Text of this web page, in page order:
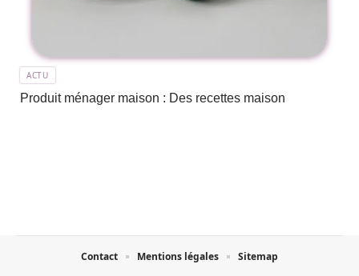
ACTU
Produit ménager maison : Des recettes maison
Contact Mentions légales Sitemap